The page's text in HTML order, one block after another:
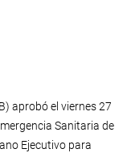
aprobó el viernes 27
Sanitaria de
Ejecutivo para